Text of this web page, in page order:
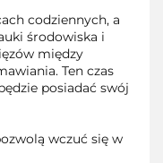
codziennych, a
środowiska i
między
Ten czas
posiadać swój
wczuć się w